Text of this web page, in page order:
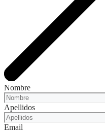
Nombre
Apellidos
Email